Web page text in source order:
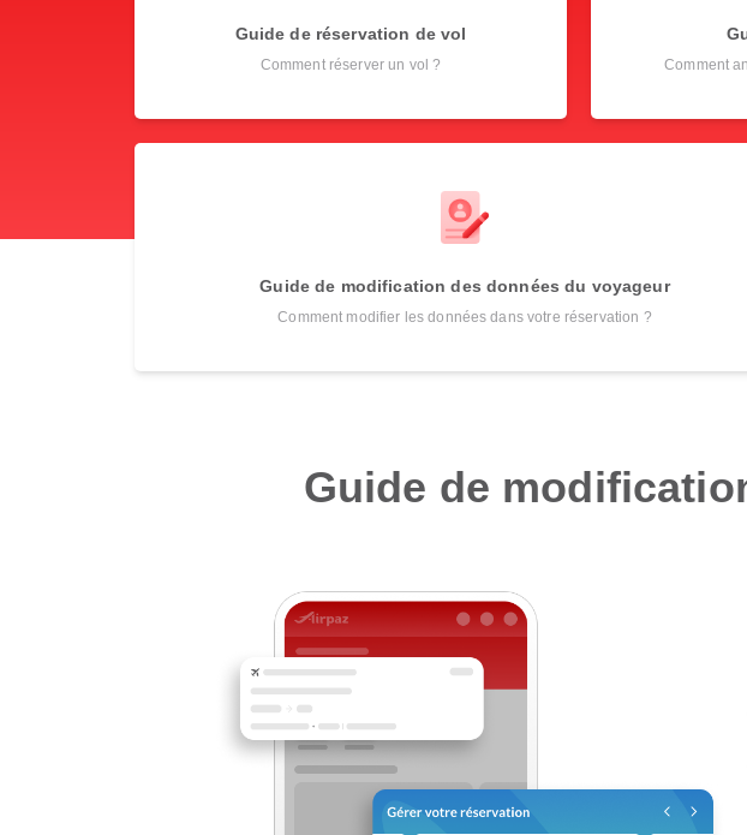
Guide de réservation de vol
Comment réserver un vol ? Comment
Guide de modification des données du voyageur
Comment modifier les données dans votre réservation ?
Guide de